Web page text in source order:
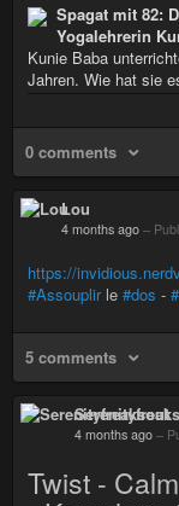
Spagat mit 82:
Yogalehrerin
Kunie Baba
Jahren. Wie hat sie
0 comments
Lou
4 months ago –
https://
#Assouplirle #dos -
5 comments
4 months ago –
Twist -